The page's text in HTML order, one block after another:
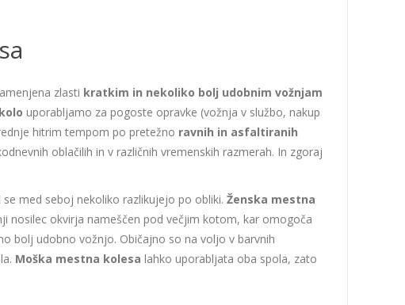
zlasti kratkim in nekoliko bolj udobnim vožnjam
uporabljamo za pogoste opravke (vožnja v službo, nakup
hitrim tempom po pretežno ravnih in asfaltiranih
oblačilih in v različnih vremenskih razmerah. In zgoraj
se med seboj nekoliko razlikujejo po obliki. Ženska mestna
nosilec okvirja nameščen pod večjim kotom, kar omogoča
bolj udobno vožnjo. Običajno so na voljo v barvnih
Moška mestna kolesa lahko uporabljata oba spola, zato